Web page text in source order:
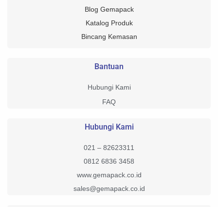
Blog Gemapack
Katalog Produk
Bincang Kemasan
Bantuan
Hubungi Kami
FAQ
Hubungi Kami
021 – 82623311
0812 6836 3458
www.gemapack.co.id
sales@gemapack.co.id